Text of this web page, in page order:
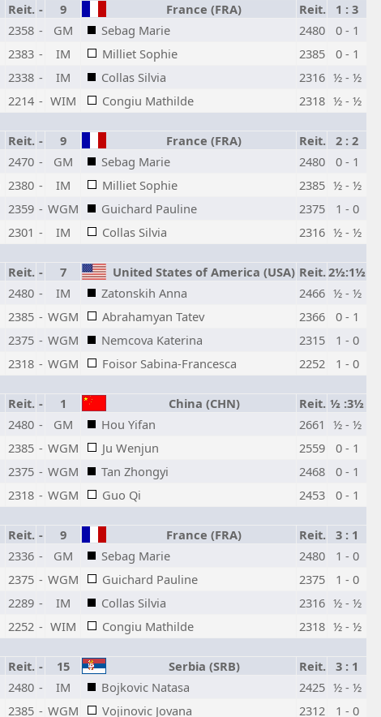
Reit. - 9 France (FRA) Reit.
1 : 3
2358 - GM Sebag Marie 2480
0 - 1
2383 - IM Milliet Sophie 2385
0 - 1
2338 - IM Collas Silvia 2316 ½ - ½
2214 - WIM Congiu Mathilde 2318 ½ - ½
Reit. - 9 France (FRA) Reit. 2 : 2
2470 - GM Sebag Marie 2480
0 - 1
2380 - IM Milliet Sophie 2385 ½ - ½
2359 - WGM Guichard Pauline 2375
1 - 0
2301 - IM Collas Silvia 2316 ½ - ½
Reit. - 7 United States of America (USA) Reit.2½:1½
2480 - IM Zatonskih Anna 2466 ½ - ½
2385 - WGM Abrahamyan Tatev 2366
0 - 1
2375 - WGM Nemcova Katerina 2315
1 - 0
2318 - WGM Foisor Sabina-Francesca 2252
1 - 0
Reit. - 1 China (CHN) Reit. ½ :3½
2480 - GM Hou Yifan 2661 ½ - ½
2385 - WGM Ju Wenjun 2559
0 - 1
2375 - WGM Tan Zhongyi 2468
0 - 1
2318 - WGM Guo Qi 2453
0 - 1
Reit. - 9 France (FRA) Reit. 3 : 1
2336 - GM Sebag Marie 2480
1 - 0
2375 - WGM Guichard Pauline 2375
1 - 0
2289 - IM Collas Silvia 2316 ½ - ½
2252 - WIM Congiu Mathilde 2318 ½ - ½
Reit. - 15 Serbia (SRB) Reit. 3 : 1
2480 - IM Bojkovic Natasa 2425 ½ - ½
2385 - WGM Vojinovic Jovana 2312 1 - 0